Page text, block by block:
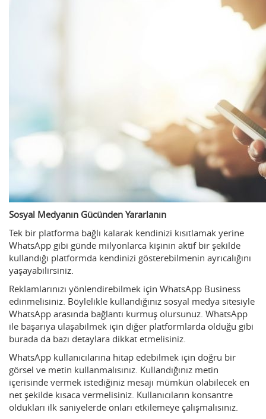
Sosyal Medyanın Gücünden Yararlanın
Tek bir platforma bağlı kalarak kendinizi kısıtlamak yerine
WhatsApp gibi günde milyonlarca kişinin aktif bir şekilde
kullandığı platformda kendinizi gösterebilmenin ayrıcalığını
yaşayabilirsiniz.
Reklamlarınızı yönlendirebilmek için WhatsApp Business
edinmelisiniz. Böylelikle kullandığınız sosyal medya sitesiyle
WhatsApp arasında bağlantı kurmuş olursunuz. WhatsApp
ile başarıya ulaşabilmek için diğer platformlarda olduğu gibi
burada da bazı detaylara dikkat etmelisiniz.
WhatsApp kullanıcılarına hitap edebilmek için doğru bir
görsel ve metin kullanmalısınız. Kullandığınız metin
içerisinde vermek istediğiniz mesajı mümkün olabilecek en
net şekilde kısaca vermelisiniz. Kullanıcıların konsantre
oldukları ilk saniyelerde onları etkilemeye çalışmalısınız.